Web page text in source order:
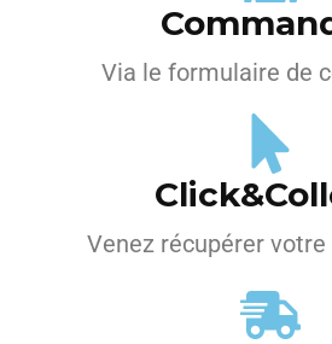
Via le formulaire de
Venez récupérer